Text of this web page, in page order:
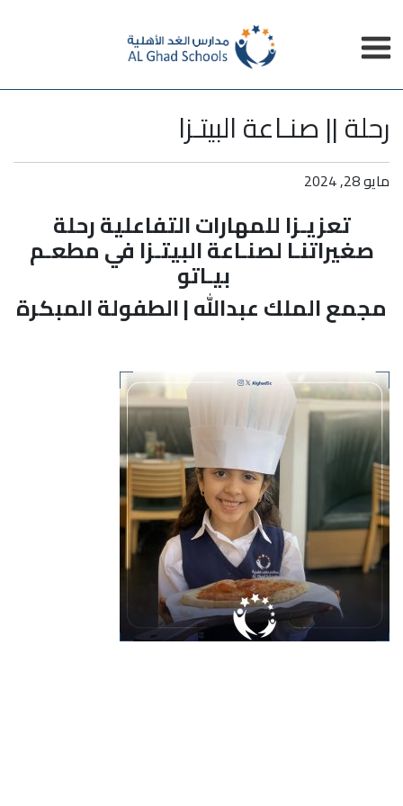
رحلة || صنـاعة البيتـزا
مايو 28, 2024
تعزيـزا للمهارات التفاعلية رحلة
صغيراتنـا لصنـاعة البيتـزا في مطعـم
بيـاتو
مجمع الملك عبدالله | الطفولة المبكرة